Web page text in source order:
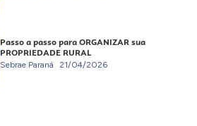
Passo a passo para ORGANIZAR sua
PROPRIEDADE RURAL
Sebrae Paraná 21/04/2026